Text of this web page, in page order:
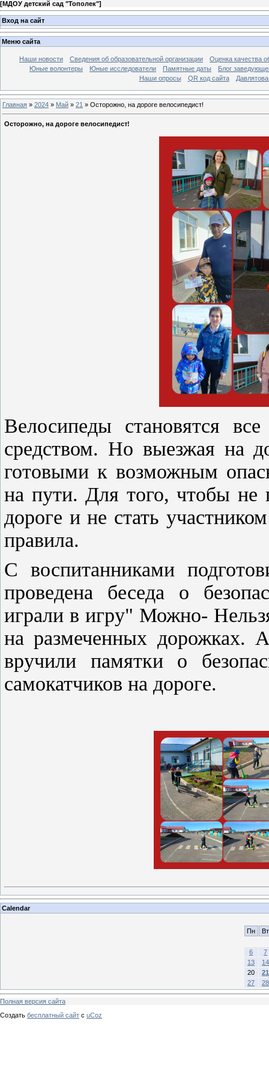
[МДОУ детский сад "Тополек"]
Вход на сайт
Меню сайта
Наши новости Сведения об образовательной организации
Оценка качества
Юные волонтеры
Юные исследователи Памятные даты
Блог
Наши опросы
QR код сайта
Главная » 2024 » Май » 21 » Осторожно, на дороге велосипедист!
Осторожно, на дороге велосипедист!
Велосипеды становятся
средством. Но выезжая на
готовыми к возможным
на пути. Для того, чтобы не
дороге и не стать
правила.
С воспитанниками
проведена беседа о
играли в игру" Можно-
на размеченных дорожках.
вручили памятки о
самокатчиков на дороге.
Calendar
Пн Вт
6
7
13
14
20
21
27
28
Полная версия сайта
Создать бесплатный сайт с uCoz